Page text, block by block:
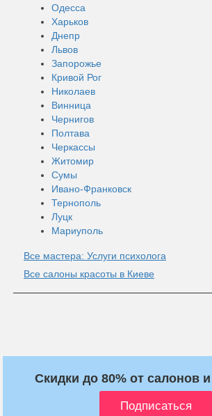
Одесса
Харьков
Днепр
Львов
Запорожье
Кривой Рог
Николаев
Винница
Чернигов
Полтава
Черкассы
Житомир
Сумы
Ивано-Франковск
Тернополь
Луцк
Мариуполь
Все мастера: Услуги психолога
Все салоны красоты в Киеве
Скидки до 80% от салонов